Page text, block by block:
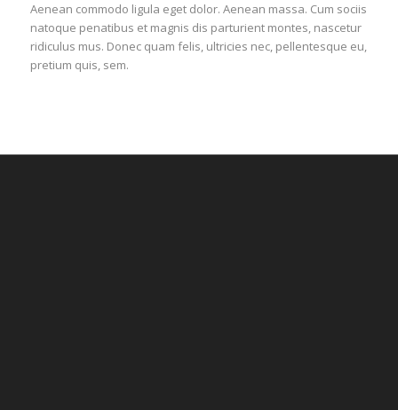
Aenean commodo ligula eget dolor. Aenean massa. Cum sociis
natoque penatibus et magnis dis parturient montes, nascetur
ridiculus mus. Donec quam felis, ultricies nec, pellentesque eu,
pretium quis, sem.